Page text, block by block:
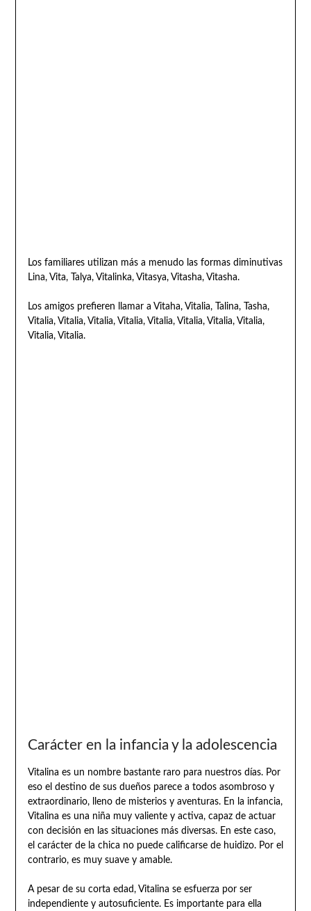
Los familiares utilizan más a menudo las formas diminutivas
Lina, Vita, Talya, Vitalinka, Vitasya, Vitasha, Vitasha.
Los amigos prefieren llamar a Vitaha, Vitalia, Talina, Tasha,
Vitalia, Vitalia, Vitalia, Vitalia, Vitalia, Vitalia, Vitalia, Vitalia,
Vitalia, Vitalia.
Carácter en la infancia y la adolescencia
Vitalina es un nombre bastante raro para nuestros días. Por
eso el destino de sus dueños parece a todos asombroso y
extraordinario, lleno de misterios y aventuras. En la infancia,
Vitalina es una niña muy valiente y activa, capaz de actuar
con decisión en las situaciones más diversas. En este caso,
el carácter de la chica no puede calificarse de huidizo. Por el
contrario, es muy suave y amable.
A pesar de su corta edad, Vitalina se esfuerza por ser
independiente y autosuficiente. Es importante para ella